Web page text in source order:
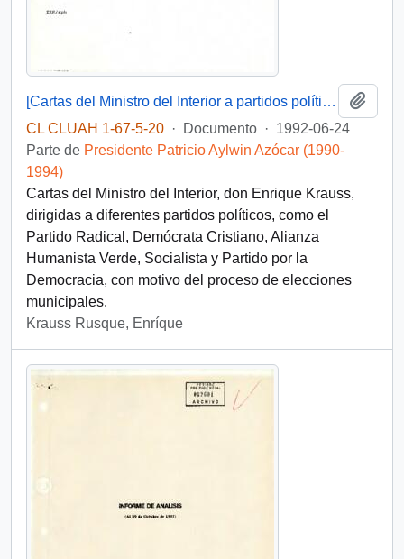
[Cartas del Ministro del Interior a partidos políticos]
CL CLUAH 1-67-5-20 · Documento · 1992-06-24
Parte de Presidente Patricio Aylwin Azócar (1990-
1994)
Cartas del Ministro del Interior, don Enrique Krauss,
dirigidas a diferentes partidos políticos, como el
Partido Radical, Demócrata Cristiano, Alianza
Humanista Verde, Socialista y Partido por la
Democracia, con motivo del proceso de elecciones
municipales.
Krauss Rusque, Enríque